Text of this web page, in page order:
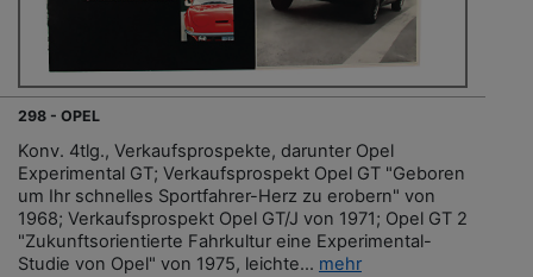
298 - OPEL
Konv. 4tlg., Verkaufsprospekte, darunter Opel
Experimental GT; Verkaufsprospekt Opel GT "Geboren
um Ihr schnelles Sportfahrer-Herz zu erobern" von
1968; Verkaufsprospekt Opel GT/J von 1971; Opel GT 2
"Zukunftsorientierte Fahrkultur eine Experimental-
Studie von Opel" von 1975, leichte... mehr